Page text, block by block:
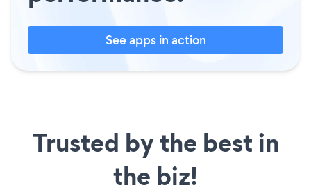
See apps in action
Trusted by the best in
the biz!